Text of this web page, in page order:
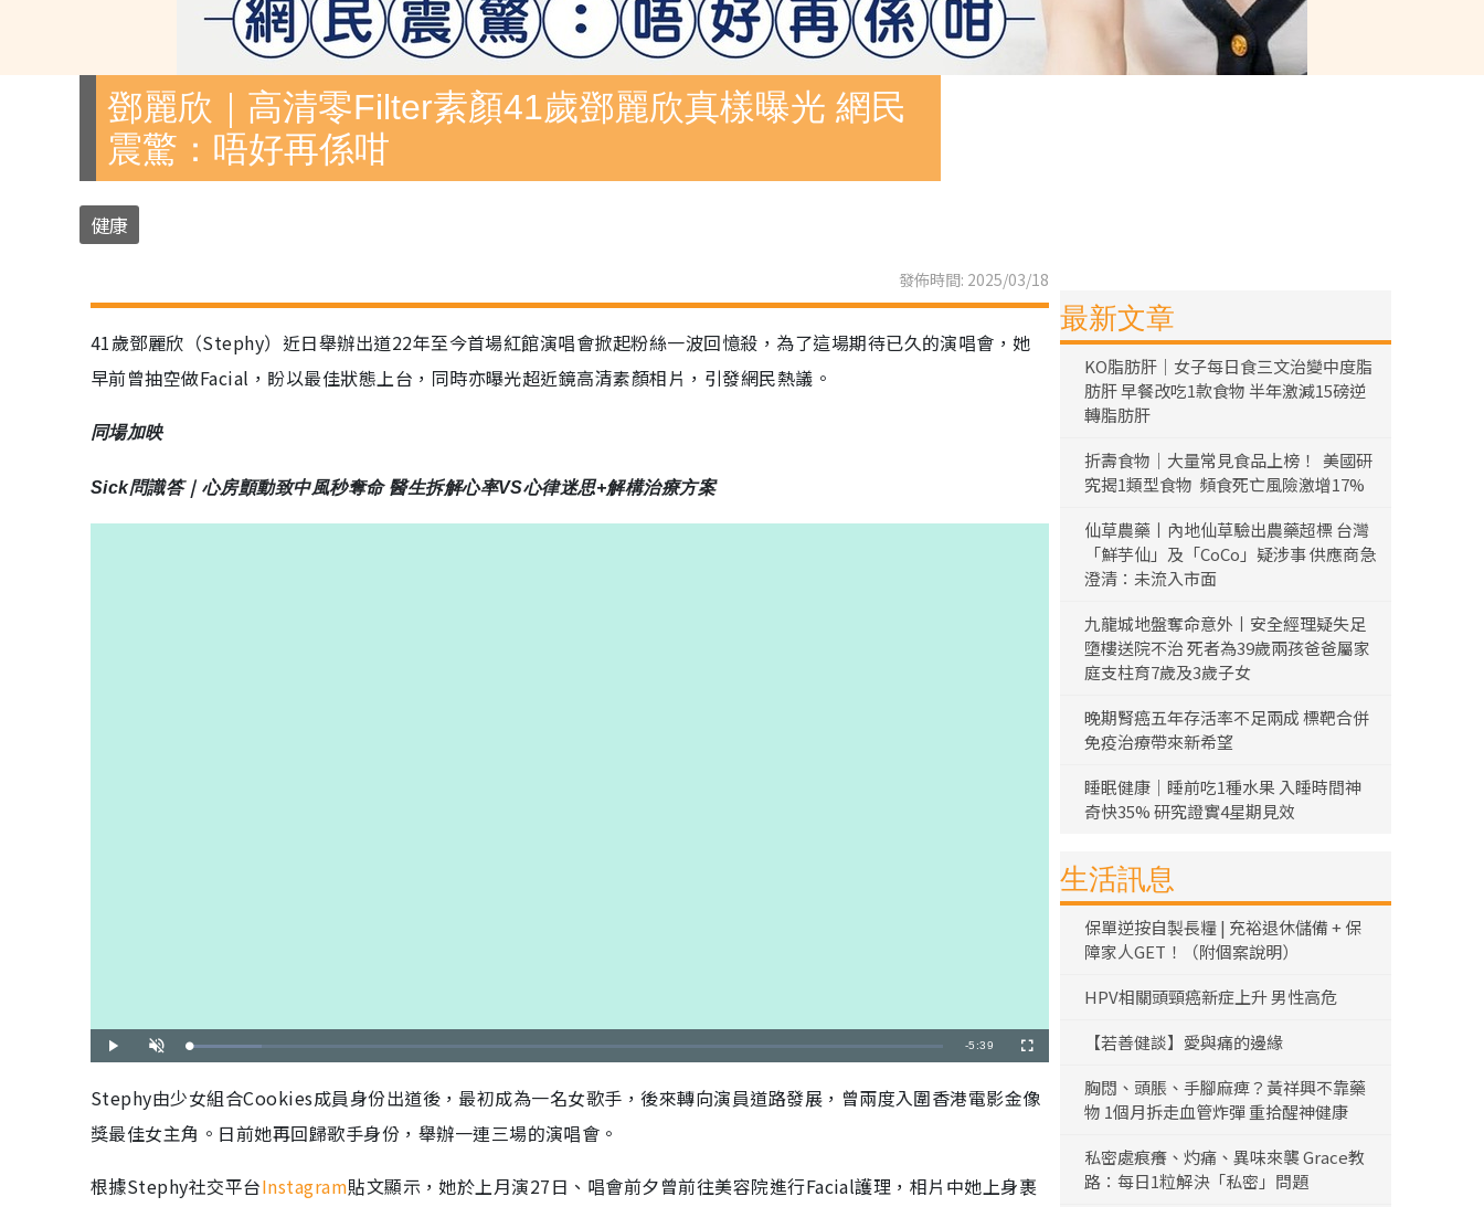
鄧麗欣｜高清零Filter素顏41歲鄧麗欣真樣曝光 網民
震驚：唔好再係咁
健康
發佈時間: 2025/03/18
41歲鄧麗欣（Stephy）近日舉辦出道22年至今首場紅館演唱會掀起粉絲一波回憶殺，為了這場期待已久的演唱會，她
早前曾抽空做Facial，盼以最佳狀態上台，同時亦曝光超近鏡高清素顏相片，引發網民熱議。
同場加映
Sick問識答｜心房顫動致中風秒奪命 醫生拆解心率VS心律迷思+解構治療方案
播
放
開
啟
載
入
:
9
5
6
剩
-5:39
全
螢
Stephy由少女組合Cookies成員身份出道後，最初成為一名女歌手，後來轉向演員道路發展，曾兩度入圍香港電影金像
獎最佳女主角。日前她再回歸歌手身份，舉辦一連三場的演唱會。
根據Stephy社交平台Instagram貼文顯示，她於上月演27日、唱會前夕曾前往美容院進行Facial護理，相片中她上身裹
最新文章
KO脂肪肝｜女子每日食三文治變中度脂
肪肝 早餐改吃1款食物 半年激減15磅逆
轉脂肪肝
折壽食物｜大量常見食品上榜！ 美國研
究揭1類型食物 頻食死亡風險激增17%
仙草農藥丨內地仙草驗出農藥超標 台灣
「鮮芋仙」及「CoCo」疑涉事 供應商急
澄清：未流入市面
九龍城地盤奪命意外丨安全經理疑失足
墮樓送院不治 死者為39歲兩孩爸爸屬家
庭支柱育7歲及3歲子女
晚期腎癌五年存活率不足兩成 標靶合併
免疫治療帶來新希望
睡眠健康｜睡前吃1種水果 入睡時間神
奇快35% 研究證實4星期見效
生活訊息
保單逆按自製長糧 | 充裕退休儲備 + 保
障家人GET！（附個案說明）
HPV相關頭頸癌新症上升 男性高危
【若善健談】愛與痛的邊緣
胸悶、頭脹、手腳麻痺？黃祥興不靠藥
物 1個月拆走血管炸彈 重拾醒神健康
私密處痕癢、灼痛、異味來襲 Grace教
路：每日1粒解決「私密」問題